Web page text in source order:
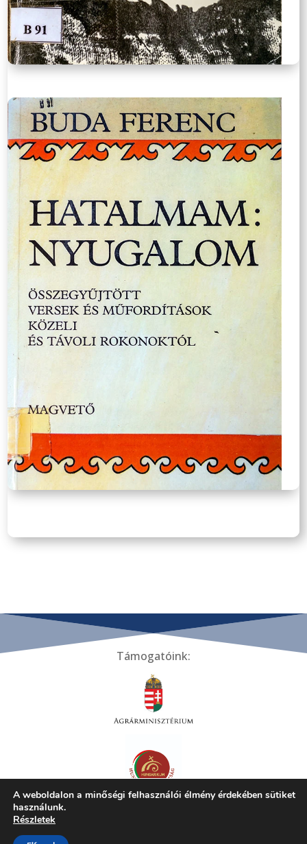
Támogatóink:
Tiszakécskei Települési Helyi Értékek Gyűjteménye ©
2024 | Minden jog fenntartva! |
A weboldalon a minőségi felhasználói élmény érdekében sütiket
használunk.
Részletek